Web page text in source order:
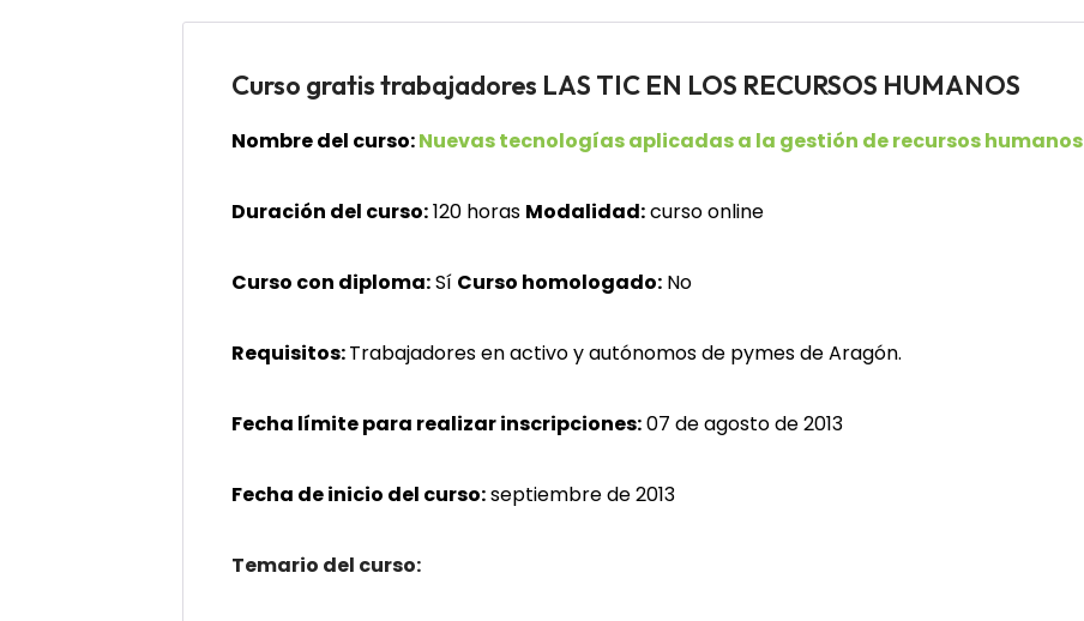
Curso gratis trabajadores LAS TIC EN LOS RECURSOS HUMANOS
Nombre del curso:Nuevas tecnologías aplicadas a la gestión de recursos humanos
Duración del curso:120 horas Modalidad:curso online
Curso con diploma:Sí Curso homologado: No
Requisitos:Trabajadores en activo y autónomos de pymes de Aragón.
Fecha límite para realizar inscripciones:07 de agosto de 2013
Fecha de inicio del curso:septiembre de 2013
Temario del curso: